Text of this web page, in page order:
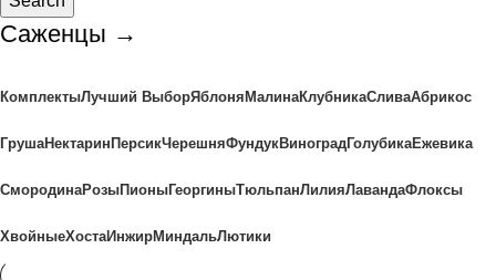
Саженцы →
КомплектыЛучший ВыборЯблоняМалинаКлубникаСливаАбрикос
ГрушаНектаринПерсикЧерешняФундукВиноградГолубикаЕжевика
СмородинаРозыПионыГеоргиныТюльпанЛилияЛавандаФлоксы
ХвойныеХостаИнжирМиндальЛютики